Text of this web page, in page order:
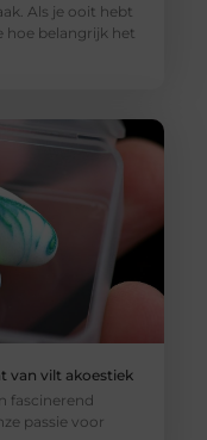
Als je ooit hebt
hoe belangrijk het
van vilt akoestiek
fascinerend
passie voor